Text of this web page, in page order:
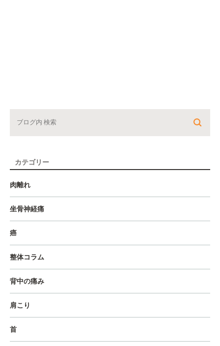
カテゴリー
肉離れ
坐骨神経痛
癌
整体コラム
背中の痛み
肩こり
首